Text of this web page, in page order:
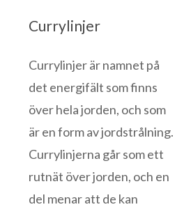
Currylinjer
Currylinjer är namnet på
det energifält som finns
över hela jorden, och som
är en form av jordstrålning.
Currylinjerna går som ett
rutnät över jorden, och en
del menar att de kan